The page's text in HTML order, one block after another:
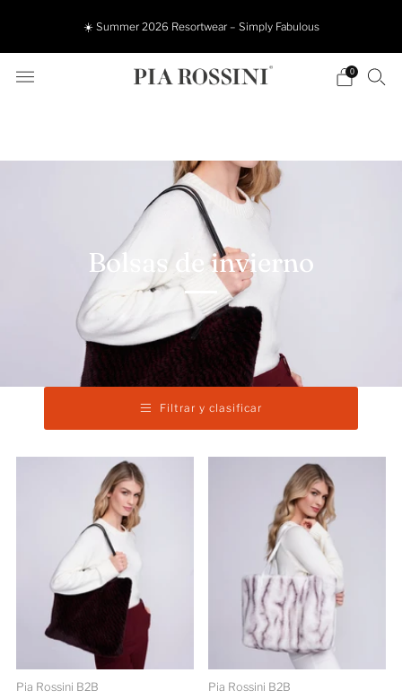
☀️ Summer 2026 Resortwear – Simply Fabulous
0
Bolsas de invierno
Filtrar y clasificar
Pia Rossini B2B Pia Rossini B2B